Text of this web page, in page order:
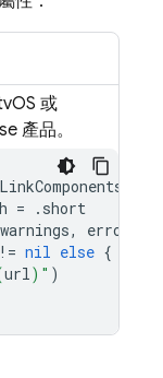
或
產品。
= . short
warnings, error
!= nil else {
url) " )